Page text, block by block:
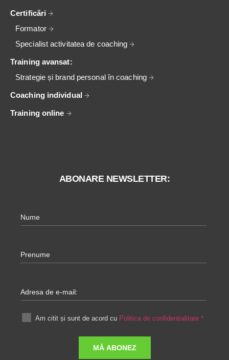
Certificări
Formator
Specialist activitatea de coaching
Training avansat:
Strategie și brand personal în coaching
Coaching individual
Training online
ABONARE NEWSLETTER:
Nume
Prenume
Adresa de e-mail:
Am citit și sunt de acord cu Politica de confidențialitate *